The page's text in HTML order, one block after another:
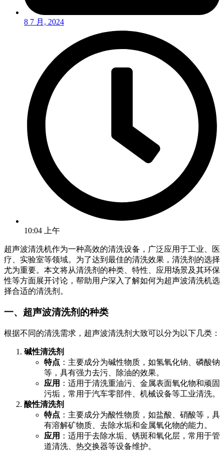
8 7 月, 2024
10:04 上午
超声波清洗机作为一种高效的清洗设备，广泛应用于工业、医
疗、实验室等领域。为了达到最佳的清洗效果，清洗剂的选择
尤为重要。本文将从清洗剂的种类、特性、应用场景及其环保
性等方面展开讨论，帮助用户深入了解如何为超声波清洗机选
择合适的清洗剂。
一、超声波清洗剂的种类
根据不同的清洗需求，超声波清洗剂大致可以分为以下几类：
碱性清洗剂
特点 ：主要成分为碱性物质，如氢氧化钠、磷酸钠
等，具有强力去污、除油的效果。
应用 ：适用于清洗重油污、金属表面氧化物和顽固
污垢，常用于汽车零部件、机械设备等工业清洗。
酸性清洗剂
特点 ：主要成分为酸性物质，如盐酸、硝酸等，具
有溶解矿物质、去除水垢和金属氧化物的能力。
应用 ：适用于去除水垢、锈斑和氧化层，常用于管
道清洗、热交换器等设备维护。